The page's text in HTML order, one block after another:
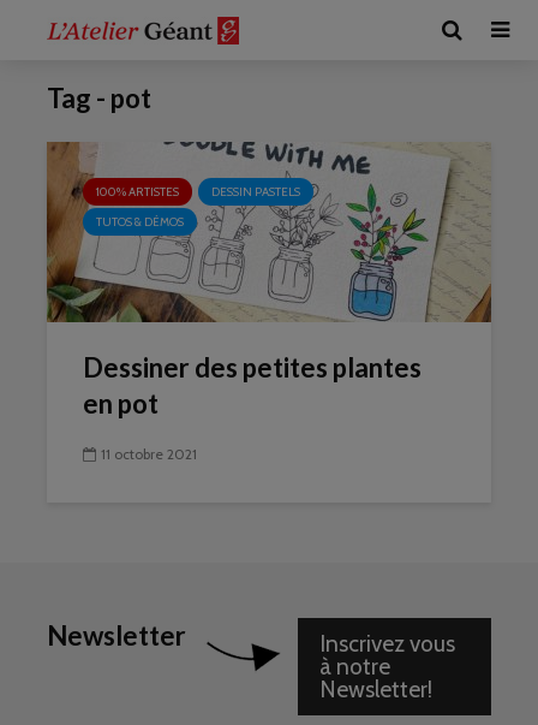
Tag - pot
100% ARTISTES
DESSIN PASTELS
TUTOS & DÉMOS
Dessiner des petites plantes
en pot
11 octobre 2021
Newsletter
Inscrivez vous
à notre
Newsletter!